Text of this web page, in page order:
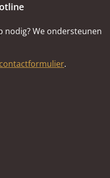
nodig? We ondersteunen
contactformulier.